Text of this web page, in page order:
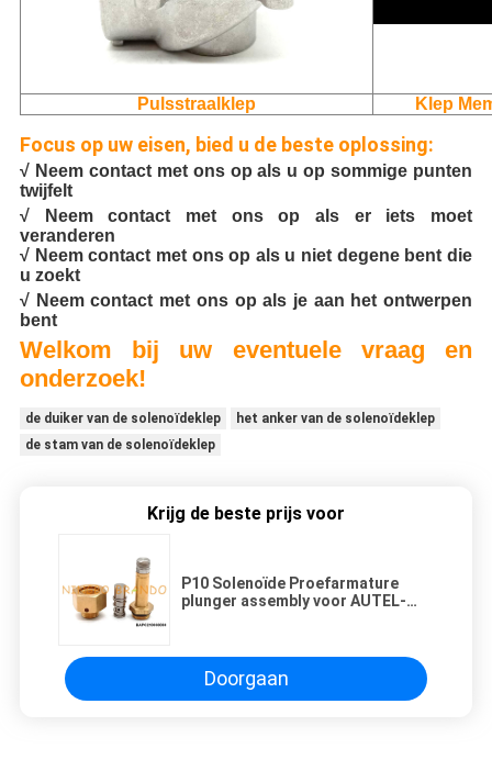
Pulsstraalklep Klep
Focus op uw eisen, bied u de beste oplossing:
√ Neem contact met ons op als u op sommige punten
twijfelt
√ Neem contact met ons op als er iets moet
veranderen
√ Neem contact met ons op als u niet degene bent die
u zoekt
√ Neem contact met ons op als je aan het ontwerpen
bent
Welkom bij uw eventuele vraag en
onderzoek!
de duiker van de solenoïdeklep
het anker van de solenoïdeklep
de stam van de solenoïdeklep
Krijg de beste prijs voor
P10 Solenoïde Proefarmature
plunger assembly voor AUTEL-
Doorgaan